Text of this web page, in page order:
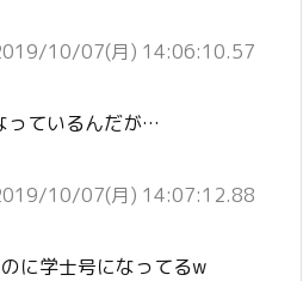
10/07(月) 14:06:10.57
っているんだが…
10/07(月) 14:07:12.88
に学士号になってるw